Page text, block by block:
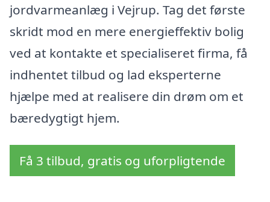
jordvarmeanlæg i Vejrup. Tag det første
skridt mod en mere energieffektiv bolig
ved at kontakte et specialiseret firma, få
indhentet tilbud og lad eksperterne
hjælpe med at realisere din drøm om et
bæredygtigt hjem.
Få 3 tilbud, gratis og uforpligtende